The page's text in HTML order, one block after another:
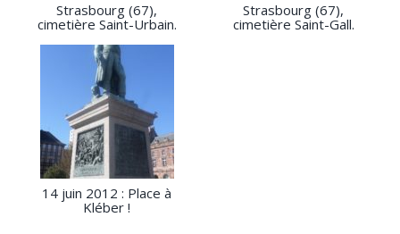
Strasbourg (67),
cimetière Saint-Urbain.
Strasbourg (67),
cimetière Saint-Gall.
14 juin 2012 : Place à
Kléber !